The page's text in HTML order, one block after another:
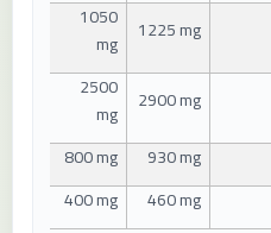
1225 mg
1050
mg
2900 mg
2500
mg
930 mg
800 mg
460 mg
400 mg